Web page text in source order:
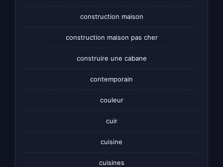
construction maison
construction maison pas cher
construire une cabane
contemporain
couleur
cuir
cuisine
cuisines